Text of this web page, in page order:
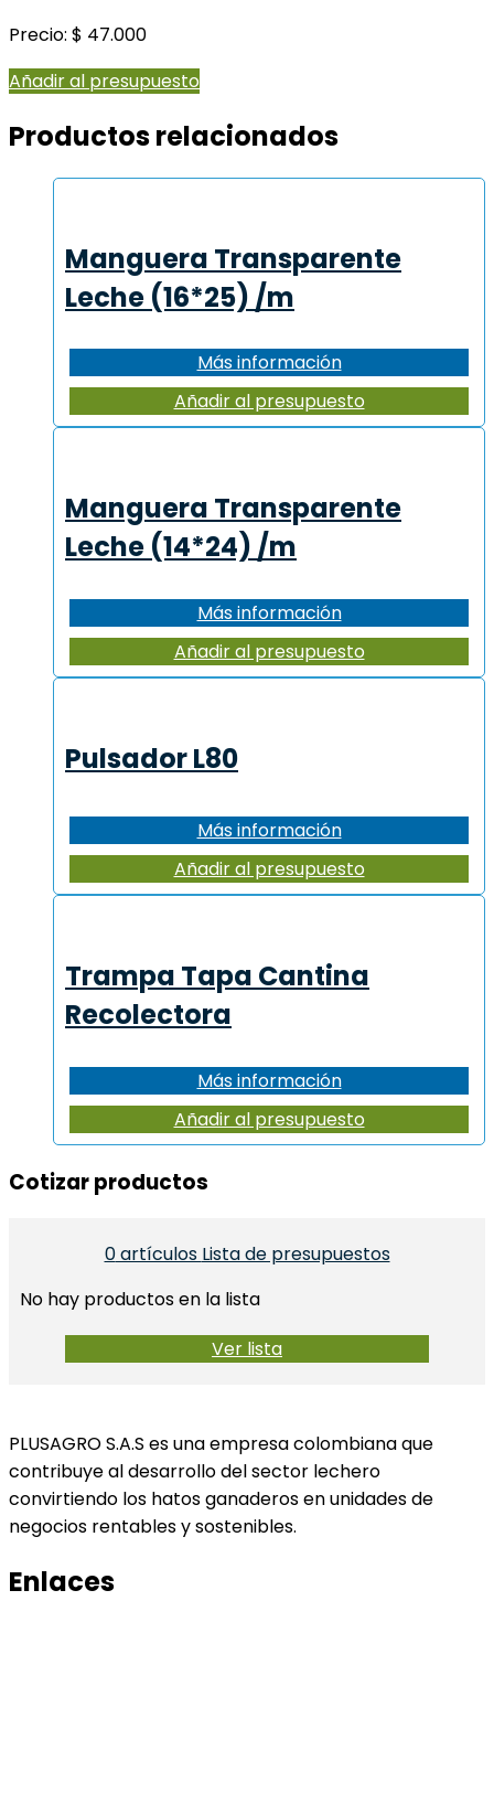
Precio: $ 47.000
Añadir al presupuesto
Productos relacionados
Manguera Transparente
Leche (16*25) /m
Más información
Añadir al presupuesto
Manguera Transparente
Leche (14*24) /m
Más información
Añadir al presupuesto
Pulsador L80
Más información
Añadir al presupuesto
Trampa Tapa Cantina
Recolectora
Más información
Añadir al presupuesto
Cotizar productos​
0artículos Lista de presupuestos
No hay productos en la lista
Ver lista
PLUSAGRO S.A.S es una empresa colombiana que
contribuye al desarrollo del sector lechero
convirtiendo los hatos ganaderos en unidades de
negocios rentables y sostenibles.
Enlaces